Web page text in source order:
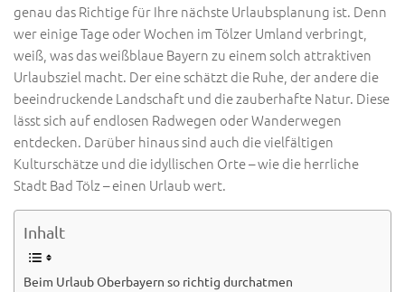
genau das Richtige für Ihre nächste Urlaubsplanung ist. Denn
wer einige Tage oder Wochen im Tölzer Umland verbringt,
weiß, was das weißblaue Bayern zu einem solch attraktiven
Urlaubsziel macht. Der eine schätzt die Ruhe, der andere die
beeindruckende Landschaft und die zauberhafte Natur. Diese
lässt sich auf endlosen Radwegen oder Wanderwegen
entdecken. Darüber hinaus sind auch die vielfältigen
Kulturschätze und die idyllischen Orte – wie die herrliche
Stadt Bad Tölz – einen Urlaub wert.
Inhalt
Beim Urlaub Oberbayern so richtig durchatmen